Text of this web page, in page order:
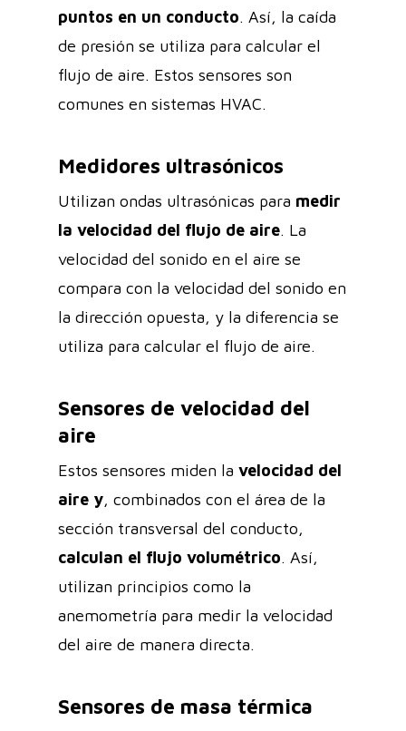
puntos en un conducto. Así, la caída
de presión se utiliza para calcular el
flujo de aire. Estos sensores son
comunes en sistemas HVAC.
Medidores ultrasónicos
Utilizan ondas ultrasónicas para medir
la velocidad del flujo de aire. La
velocidad del sonido en el aire se
compara con la velocidad del sonido en
la dirección opuesta, y la diferencia se
utiliza para calcular el flujo de aire.
Sensores de velocidad del
aire
Estos sensores miden la velocidad del
aire y, combinados con el área de la
sección transversal del conducto,
calculan el flujo volumétrico. Así,
utilizan principios como la
anemometría para medir la velocidad
del aire de manera directa.
Sensores de masa térmica